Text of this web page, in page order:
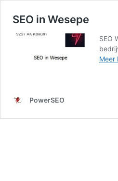
SEO in Wesepe
SEO
Meer
PowerSEO